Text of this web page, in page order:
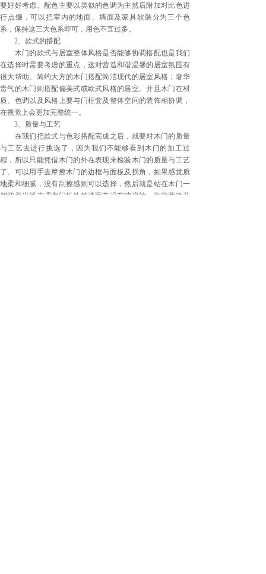
要好好考虑。配色主要以类似的色调为主然后附加对比色进
行点缀，可以把室内的地面、墙面及家具软装分为三个色
系，保持这三大色系即可，用色不宜过多。
2、款式的搭配
木门的款式与居室整体风格是否能够协调搭配也是我们
在选择时需要考虑的重点，这对营造和谐温馨的居室氛围有
很大帮助。简约大方的木门搭配简洁现代的居室风格；奢华
贵气的木门则搭配偏美式或欧式风格的居室。并且木门在材
质、色调以及风格上要与门框套及整体空间的装饰相协调，
在视觉上会更加完整统一。
3、质量与工艺
在我们把款式与色彩搭配完成之后，就要对木门的质量
与工艺去进行挑选了，因为我们不能够看到木门的加工过
程，所以只能凭借木门的外在表现来检验木门的质量与工艺
了。可以用手去摩擦木门的边框与面板及拐角，如果感觉质
地柔和细腻，没有刮擦感则可以选择，然后就是站在木门一
侧迎着光线去观察门板处的漆面有没有波浪纹，靠这两项基